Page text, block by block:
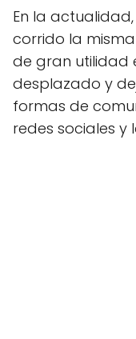
En la
corrido la
de gran utilidad
desplazado y
formas de
redes sociales y